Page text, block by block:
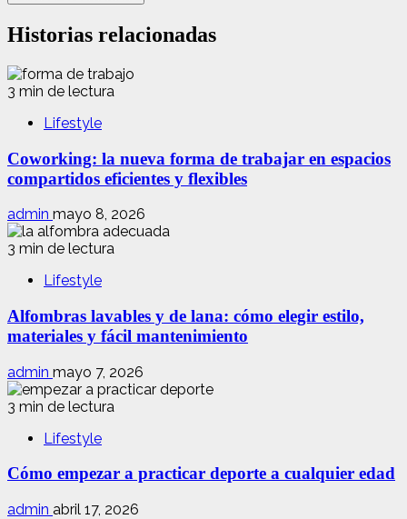
Historias relacionadas
3 min de lectura
Lifestyle
Coworking: la nueva forma de trabajar en espacios
compartidos eficientes y flexibles
admin mayo 8, 2026
3 min de lectura
Lifestyle
Alfombras lavables y de lana: cómo elegir estilo,
materiales y fácil mantenimiento
admin mayo 7, 2026
3 min de lectura
Lifestyle
Cómo empezar a practicar deporte a cualquier edad
admin abril 17, 2026